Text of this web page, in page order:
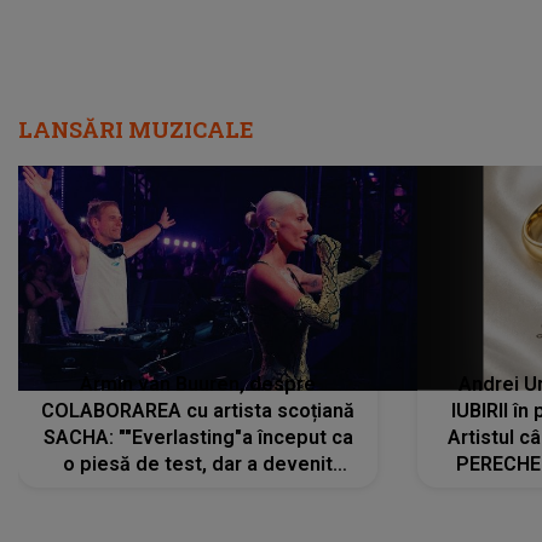
LANSĂRI MUZICALE
Armin van Buuren, despre
COLABORAREA cu artista scoțiană
SACHA: ""Everlasting"a început ca
o piesă de test, dar a devenit
Andrei
IUBIRII în
Artistul